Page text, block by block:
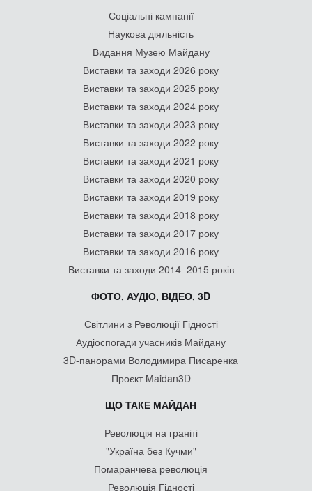
Соціальні кампанії
Наукова діяльність
Видання Музею Майдану
Виставки та заходи 2026 року
Виставки та заходи 2025 року
Виставки та заходи 2024 року
Виставки та заходи 2023 року
Виставки та заходи 2022 року
Виставки та заходи 2021 року
Виставки та заходи 2020 року
Виставки та заходи 2019 року
Виставки та заходи 2018 року
Виставки та заходи 2017 року
Виставки та заходи 2016 року
Виставки та заходи 2014–2015 років
ФОТО, АУДІО, ВІДЕО, 3D
Світлини з Революції Гідності
Аудіоспогади учасників Майдану
3D-панорами Володимира Писаренка
Проєкт Maidan3D
ЩО ТАКЕ МАЙДАН
Революція на граніті
"Україна без Кучми"
Помаранчева революція
Революція Гідності